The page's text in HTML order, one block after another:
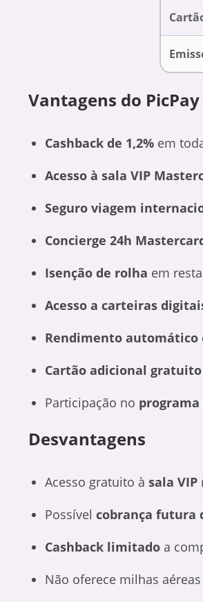
Vantagens do
Cashback de 1,2% em
Acesso à sala VIP
Seguro viagem
Concierge 24h
Isenção de rolha em
Acesso a carteiras
Rendimento automático
Cartão adicional gratuito
Participação no
Desvantagens
Acesso gratuito à sala VIP
Possível cobrança futura
Cashback limitado a
Não oferece milhas